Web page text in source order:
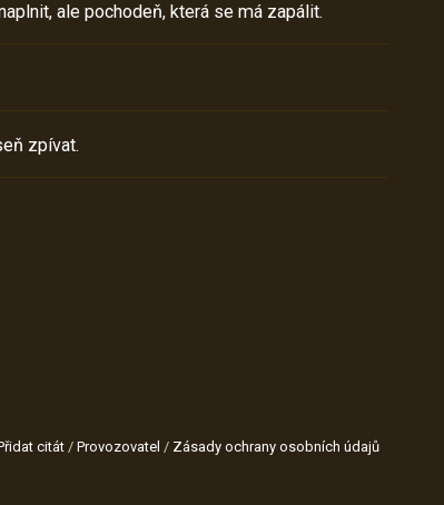
ale pochodeň, která se má zapálit.
zpívat.
citát / Provozovatel / Zásady ochrany osobních údajů